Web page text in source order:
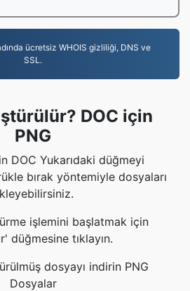
ücretsiz WHOIS gizliliği, DNS ve
SSL.
DOC için
PNG
DOC Yukarıdaki düğmeyi
bırak yöntemiyle dosyaları
işlemini başlatmak için
düğmesine tıklayın.
dosyayı indirin PNG
Dosyalar